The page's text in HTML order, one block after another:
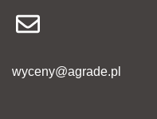
wyceny@agrade.pl